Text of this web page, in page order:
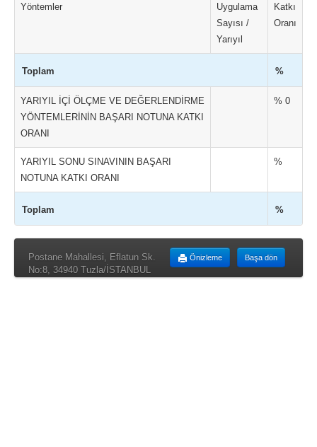
Yöntemler
Uygulama
Sayısı /
Yarıyıl
Katkı
Oranı
Toplam %
YARIYIL İÇİ ÖLÇME VE DEĞERLENDİRME
YÖNTEMLERİNİN BAŞARI NOTUNA KATKI
ORANI
% 0
YARIYIL SONU SINAVININ BAŞARI
NOTUNA KATKI ORANI
%
Toplam %
Başa dön
Önizleme
Postane Mahallesi, Eflatun Sk.
No:8, 34940 Tuzla/İSTANBUL